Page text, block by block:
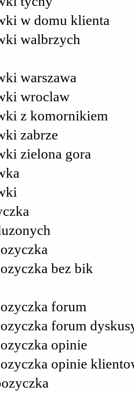
w domu klienta
walbrzych
warszawa
wroclaw
z komornikiem
zabrze
zielona gora
bez bik
forum
forum
opinie
opinie